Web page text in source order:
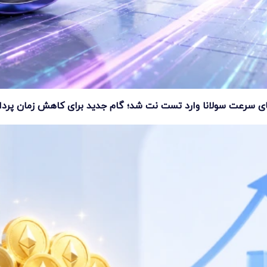
سرعت سولانا وارد تست نت شد؛ گام جدید برای کاهش زمان